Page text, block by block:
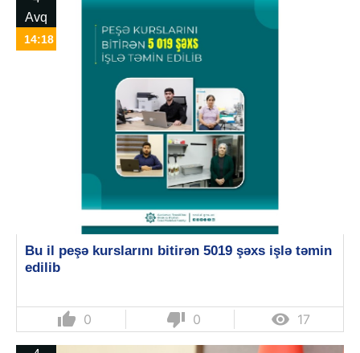
Avq
14:18
Bu il peşə kurslarını bitirən 5019 şəxs işlə təmin
edilib
thumb_up 0 thumb_down 0  17